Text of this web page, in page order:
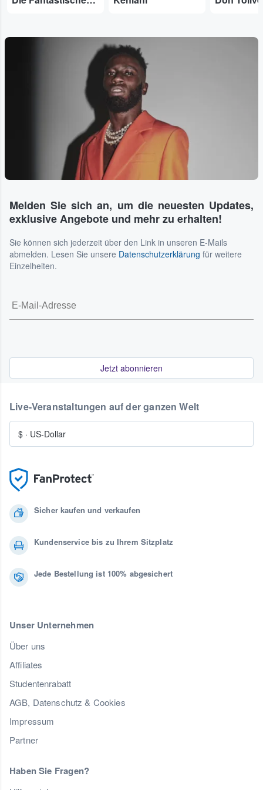
Melden Sie sich an, um die neuesten Updates,
exklusive Angebote und mehr zu erhalten!
Sie können sich jederzeit über den Link in unseren E-Mails
abmelden. Lesen Sie unsere Datenschutzerklärung für weitere
Einzelheiten.
Jetzt abonnieren
Sicher kaufen und verkaufen
Kundenservice bis zu Ihrem Sitzplatz
Jede Bestellung ist 100% abgesichert
Unser Unternehmen
Über uns
Affiliates
Studentenrabatt
AGB, Datenschutz & Cookies
Impressum
Partner
Haben Sie Fragen?
Live-Veranstaltungen auf der ganzen Welt
$ · US-Dollar